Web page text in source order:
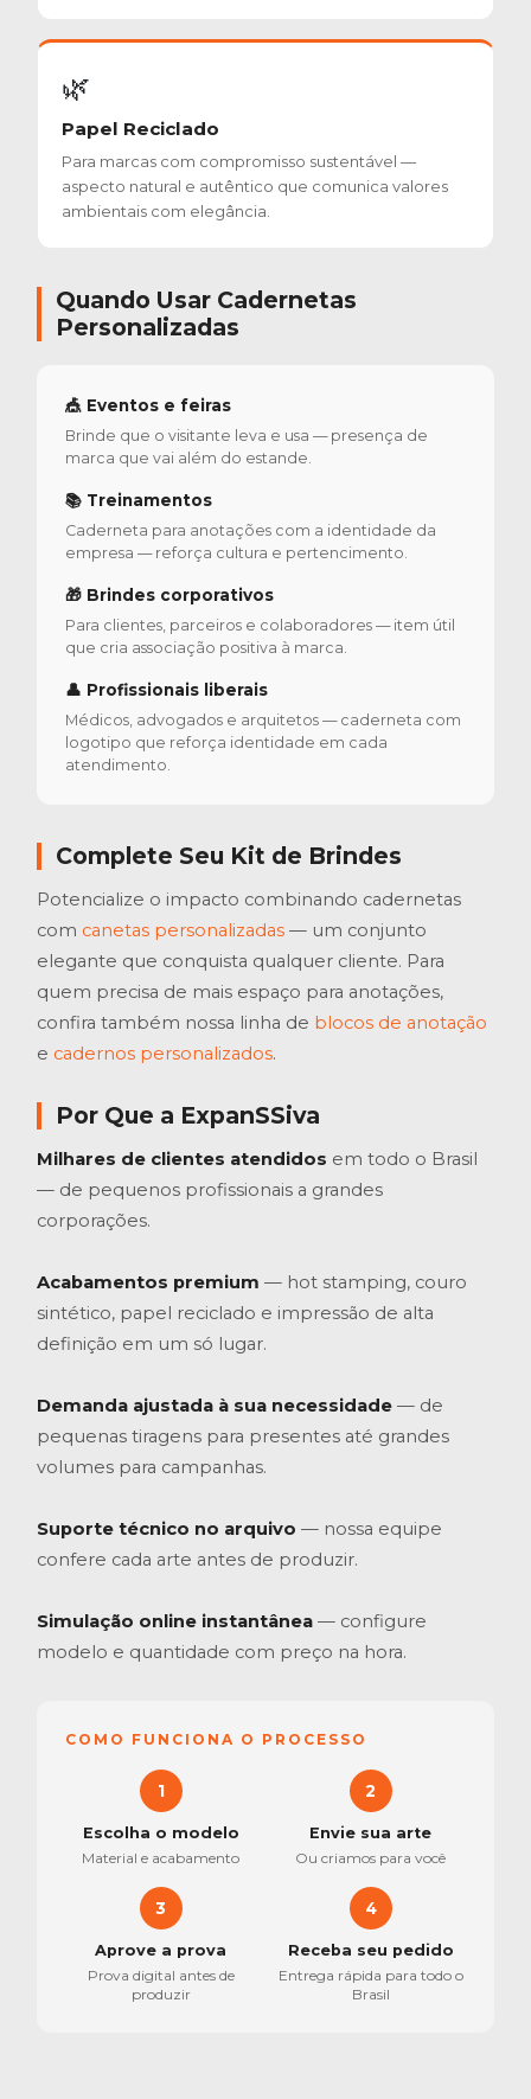
🌿
Papel Reciclado
Para marcas com compromisso sustentável —
aspecto natural e autêntico que comunica valores
ambientais com elegância.
Quando Usar Cadernetas
Personalizadas
🎪 Eventos e feiras
Brinde que o visitante leva e usa — presença de
marca que vai além do estande.
📚 Treinamentos
Caderneta para anotações com a identidade da
empresa — reforça cultura e pertencimento.
🎁 Brindes corporativos
Para clientes, parceiros e colaboradores — item útil
que cria associação positiva à marca.
👤 Profissionais liberais
Médicos, advogados e arquitetos — caderneta com
logotipo que reforça identidade em cada
atendimento.
Complete Seu Kit de Brindes
Potencialize o impacto combinando cadernetas
com canetas personalizadas — um conjunto
elegante que conquista qualquer cliente. Para
quem precisa de mais espaço para anotações,
confira também nossa linha de blocos de anotação
e cadernos personalizados.
Por Que a ExpanSSiva
Milhares de clientes atendidos em todo o Brasil
— de pequenos profissionais a grandes
corporações.
Acabamentos premium — hot stamping, couro
sintético, papel reciclado e impressão de alta
definição em um só lugar.
Demanda ajustada à sua necessidade — de
pequenas tiragens para presentes até grandes
volumes para campanhas.
Suporte técnico no arquivo — nossa equipe
confere cada arte antes de produzir.
Simulação online instantânea — configure
modelo e quantidade com preço na hora.
COMO FUNCIONA O PROCESSO
1
Escolha o modelo
Material e acabamento
2
Envie sua arte
Ou criamos para você
3
Aprove a prova
Prova digital antes de
produzir
4
Receba seu pedido
Entrega rápida para todo o
Brasil